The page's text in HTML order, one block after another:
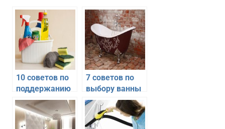
10 советов по
поддержанию
на кухне
идеального
порядка
7 советов по
выбору ванны